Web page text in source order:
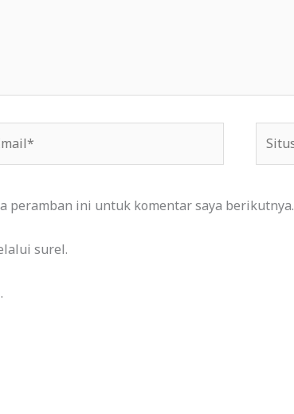
Web
peramban ini untuk komentar saya berikutnya.
surel.